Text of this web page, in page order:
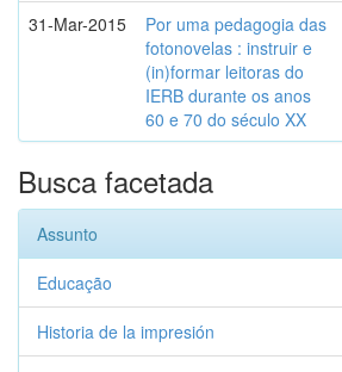
31-Mar-2015
Por uma pedagogia das
fotonovelas : instruir e
(in)formar leitoras do
IERB durante os anos
60 e 70 do século XX
Busca facetada
Assunto
Educação
Historia de la impresión